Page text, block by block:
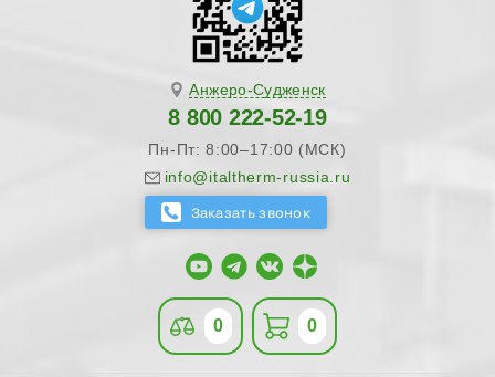
Анжеро-Судженск
8 800 222-52-19
Пн-Пт: 8:00–17:00 (МСК)
info@italtherm-russia.ru
0 0